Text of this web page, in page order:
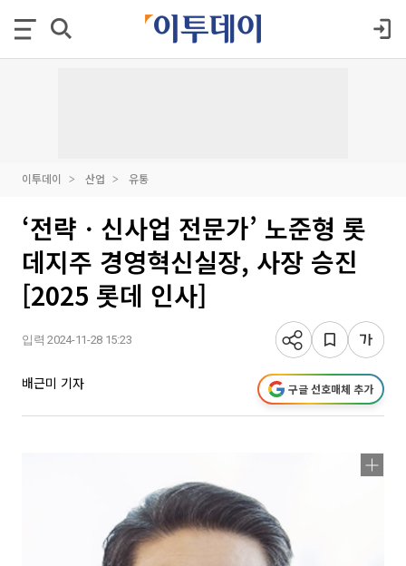
이투데이 산업 유통
‘전략ㆍ신사업 전문가’ 노준형 롯
데지주 경영혁신실장, 사장 승진
[2025 롯데 인사]
입력 2024-11-28 15:23
배근미 기자 구글 선호매체 추가